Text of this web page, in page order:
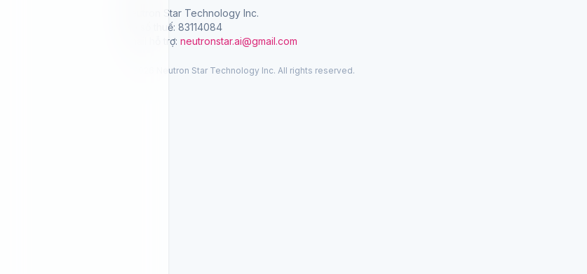
Neutron Star Technology Inc.
Mã số thuế: 83114084
Email hỗ trợ: neutronstar.ai@gmail.com
© 2026 Neutron Star Technology Inc. All rights reserved.